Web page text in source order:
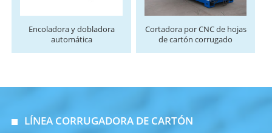
Encoladora y dobladora
automática
Cortadora por CNC de hojas
de cartón corrugado
LÍNEA CORRUGADORA DE CARTÓN